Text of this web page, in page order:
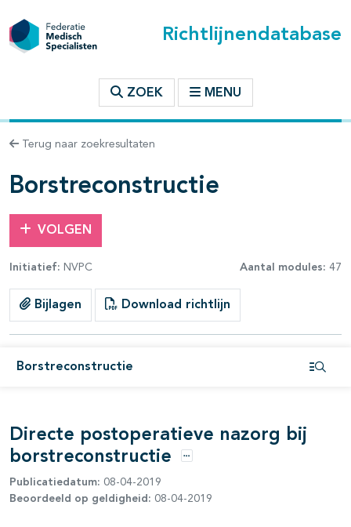
Richtlijnendatabase
ZOEK MENU
Terug naar zoekresultaten
Borstreconstructie
VOLGEN
Initiatief: NVPC Aantal modules: 47
Bijlagen Download richtlijn
Borstreconstructie
binnen deze richtlijn
open- en dichtklappen
open- en dichtklappen
open- en dichtklappen
open- en dichtklappen
Directe postoperatieve nazorg bij
borstreconstructie
Opties
Publicatiedatum: 08-04-2019
Beoordeeld op geldigheid: 08-04-2019